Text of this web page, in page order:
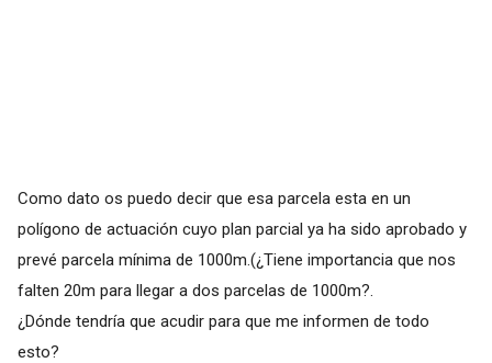
Como dato os puedo decir que esa parcela esta en un
polígono de actuación cuyo plan parcial ya ha sido aprobado y
prevé parcela mínima de 1000m.(¿Tiene importancia que nos
falten 20m para llegar a dos parcelas de 1000m?.
¿Dónde tendría que acudir para que me informen de todo
esto?